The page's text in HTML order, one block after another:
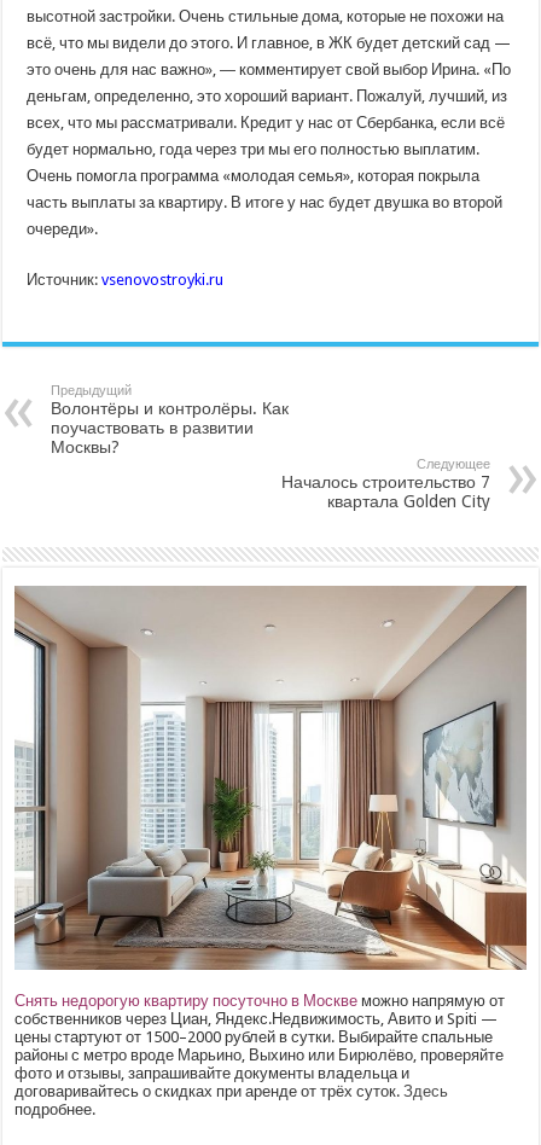
высотной застройки. Очень стильные дома, которые не похожи на
всё, что мы видели до этого. И главное, в ЖК будет детский сад —
это очень для нас важно», ― комментирует свой выбор Ирина. «По
деньгам, определенно, это хороший вариант. Пожалуй, лучший, из
всех, что мы рассматривали. Кредит у нас от Сбербанка, если всё
будет нормально, года через три мы его полностью выплатим.
Очень помогла программа «молодая семья», которая покрыла
часть выплаты за квартиру. В итоге у нас будет двушка во второй
очереди».
Источник:vsenovostroyki.ru
Предыдущий
Волонтёры и контролёры. Как
поучаствовать в развитии
Москвы?
Следующее
Началось строительство 7
квартала Golden City
Снять недорогую квартиру посуточно в Москве можно напрямую от
собственников через Циан, Яндекс.Недвижимость, Авито и Spiti —
цены стартуют от 1500–2000 рублей в сутки. Выбирайте спальные
районы с метро вроде Марьино, Выхино или Бирюлёво, проверяйте
фото и отзывы, запрашивайте документы владельца и
договаривайтесь о скидках при аренде от трёх суток.Здесь
подробнее.